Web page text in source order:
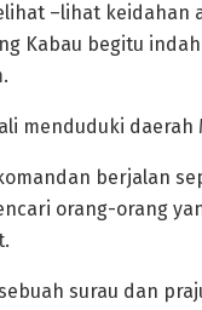
–lihat keidahan
Kabau begitu
menduduki daerah
berjalan
orang-orang
surau dan